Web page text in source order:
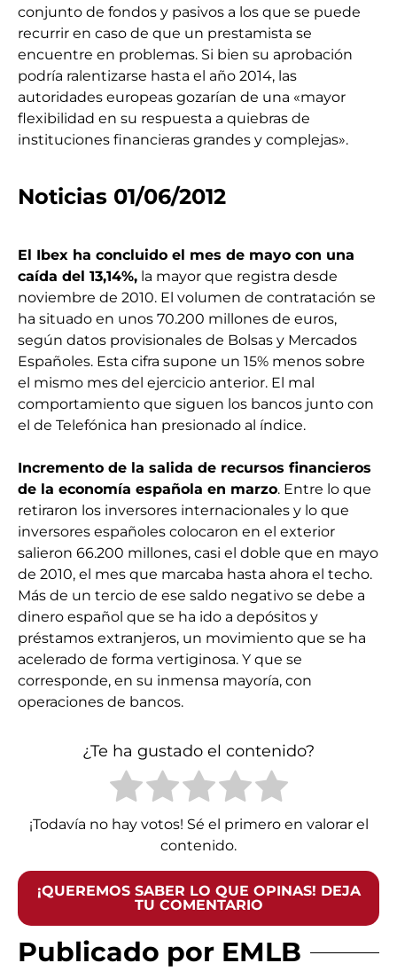
conjunto de fondos y pasivos a los que se puede
recurrir en caso de que un prestamista se
encuentre en problemas. Si bien su aprobación
podría ralentizarse hasta el año 2014, las
autoridades europeas gozarían de una «mayor
flexibilidad en su respuesta a quiebras de
instituciones financieras grandes y complejas».
Noticias 01/06/2012
El Ibex ha concluido el mes de mayo con una
caída del 13,14%, la mayor que registra desde
noviembre de 2010. El volumen de contratación se
ha situado en unos 70.200 millones de euros,
según datos provisionales de Bolsas y Mercados
Españoles. Esta cifra supone un 15% menos sobre
el mismo mes del ejercicio anterior. El mal
comportamiento que siguen los bancos junto con
el de Telefónica han presionado al índice.
Incremento de la salida de recursos financieros
de la economía española en marzo. Entre lo que
retiraron los inversores internacionales y lo que
inversores españoles colocaron en el exterior
salieron 66.200 millones, casi el doble que en mayo
de 2010, el mes que marcaba hasta ahora el techo.
Más de un tercio de ese saldo negativo se debe a
dinero español que se ha ido a depósitos y
préstamos extranjeros, un movimiento que se ha
acelerado de forma vertiginosa. Y que se
corresponde, en su inmensa mayoría, con
operaciones de bancos.
¿Te ha gustado el contenido?
¡Todavía no hay votos! Sé el primero en valorar el
contenido.
¡QUEREMOS SABER LO QUE OPINAS! DEJA
TU COMENTARIO
Publicado por EMLB